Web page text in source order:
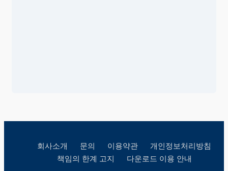
회사소개 문의 이용약관
개인정보처리방침
책임의 한계 고지
다운로드 이용 안내